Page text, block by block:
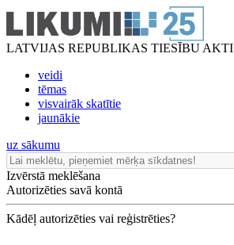
LATVIJAS REPUBLIKAS TIESĪBU AKTI
veidi
tēmas
visvairāk skatītie
jaunākie
uz sākumu
Izvērstā meklēšana
Autorizēties savā kontā
Kādēļ autorizēties vai reģistrēties?